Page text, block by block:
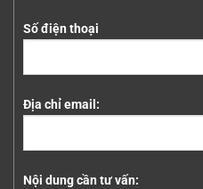
Số điện thoại
Địa chỉ email:
Nội dung cần tư vấn: